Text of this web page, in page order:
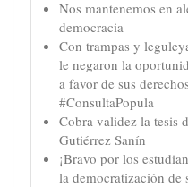
Nos mantenemos en
democracia
Con trampas y
le negaron la
a favor de sus
#ConsultaPopula
Cobra validez la tesis
Gutiérrez Sanín
¡Bravo por los
la democratización de